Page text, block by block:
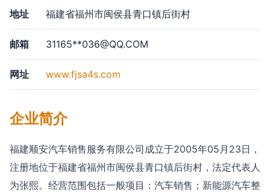
地址 福建省福州市闽侯县青口镇后街村
邮箱 31165**036@QQ.COM
网址 www.fjsa4s.com
企业简介
福建顺安汽车销售服务有限公司成立于2005年05月23日，
注册地位于福建省福州市闽侯县青口镇后街村，法定代表人
为张熙。经营范围包括一般项目：汽车销售；新能源汽车整